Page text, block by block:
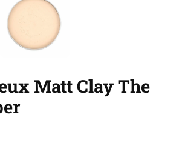
Matt Clay The